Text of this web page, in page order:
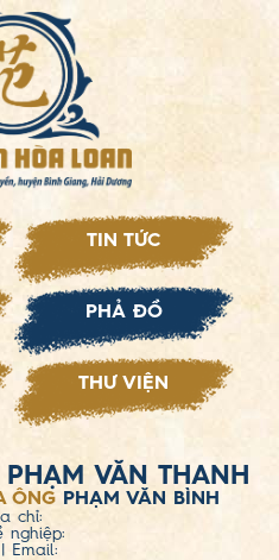
TIN TỨC
PHẢ ĐỒ
THƯ VIỆN
VĂN THANH
ÔNG PHẠM VĂN BÌNH
chỉ:
nghiệp:
| Email: